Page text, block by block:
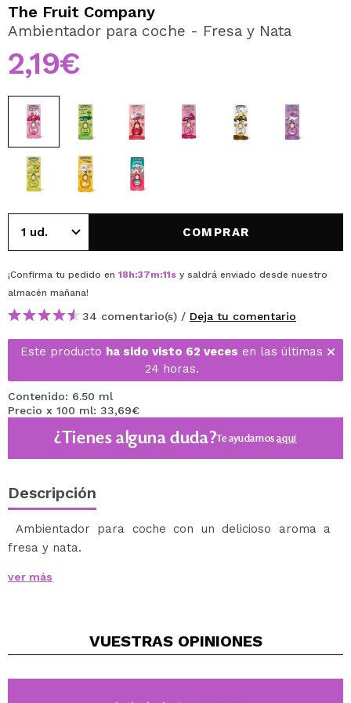
Al crear una cuenta en Maquillalia.com podrás realizar
tus compras rápidamente, revisar el estado de tus
pedidos y consultar tus operaciones anteriores.
CREAR CUENTA
The Fruit Company
Ambientador para coche - Fresa y Nata
2,19€
COMPRAR
¡Confirma tu pedido en 18h:37m:11s y saldrá enviado desde nuestro
almacén mañana!
34 comentario(s) / Deja tu comentario
Este producto ha sido visto 62 veces en las últimas
24 horas.
Contenido: 6.50 ml
Precio x 100 ml: 33,69€
¿Tienes alguna duda?Te ayudamosaquí
Descripción
Ambientador para coche con un delicioso aroma a
fresa y nata.
ver más
VUESTRAS OPINIONES